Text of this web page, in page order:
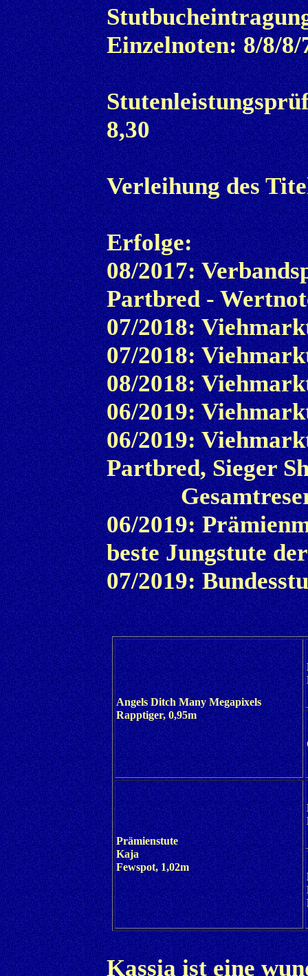
Einzelnoten: 8/8/8/
8,30
Verleihung des
Erfolge:
08/2017:
Partbred -
07/2018:
07/2018:
08/2018:
06/2019:
06/2019:
Partbred, Sieger
06/2019:
beste Jungstute
07/2019:
Angels Ditch Many Megapixels
Rapptiger, 0,95m
Prämienstute
Kaja
Fewspot, 1,02m
Kassia ist eine